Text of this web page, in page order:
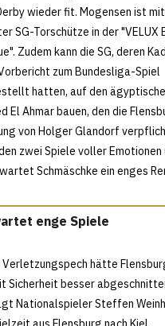
wieder fit. Mogensen ist
SG-Torschütze in der "VELUX
Zudem kann die SG, deren
zum Bundesliga-Spiel
hatten, auf den
El Ahmar bauen, den die
von Holger Glandorf
zwei Spiele voller Emotionen
Schmäschke ein enges
enge Spiele
hätte
Sicherheit besser
Nationalspieler Steffen